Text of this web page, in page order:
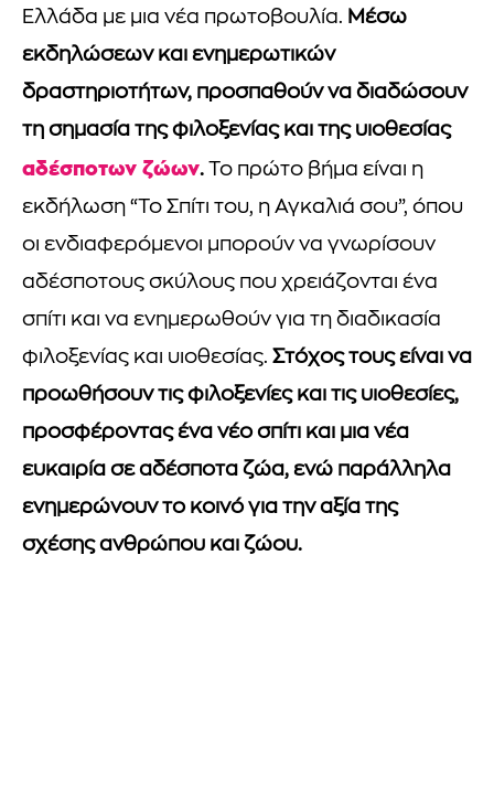
Ελλάδα με μια νέα πρωτοβουλία. Μέσω
εκδηλώσεων και ενημερωτικών
δραστηριοτήτων, προσπαθούν να διαδώσουν
τη σημασία της φιλοξενίας και της υιοθεσίας
αδέσποτων ζώων. Το πρώτο βήμα είναι η
εκδήλωση “Το Σπίτι του, η Αγκαλιά σου”, όπου
οι ενδιαφερόμενοι μπορούν να γνωρίσουν
αδέσποτους σκύλους που χρειάζονται ένα
σπίτι και να ενημερωθούν για τη διαδικασία
φιλοξενίας και υιοθεσίας. Στόχος τους είναι να
προωθήσουν τις φιλοξενίες και τις υιοθεσίες,
προσφέροντας ένα νέο σπίτι και μια νέα
ευκαιρία σε αδέσποτα ζώα, ενώ παράλληλα
ενημερώνουν το κοινό για την αξία της
σχέσης ανθρώπου και ζώου.